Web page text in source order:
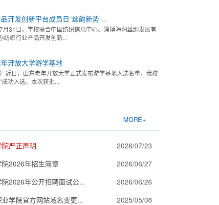
开发创新平台成员日“丝韵新势·...
月31日，学校联合中国纺织信息中心、淄博海润丝绸发展有
纺织行业产品开发创新...
开放大学游学基地
近日，山东老年开放大学正式发布游学基地入选名单，我校
成功入选。本次获批...
MORE+
2026/07/23
院严正声明
2026/06/27
院2026年招生简章
2026/06/26
院2026年公开招聘面试公...
2025/05/08
业学院官方网站域名变更...